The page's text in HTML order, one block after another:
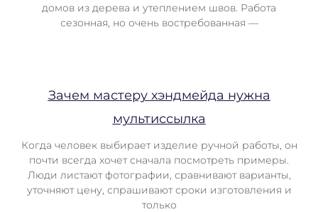
домов из дерева и утеплением швов. Работа
сезонная, но очень востребованная —
Зачем мастеру хэндмейда нужна
мультиссылка
Когда человек выбирает изделие ручной работы, он
почти всегда хочет сначала посмотреть примеры.
Люди листают фотографии, сравнивают варианты,
уточняют цену, спрашивают сроки изготовления и
только